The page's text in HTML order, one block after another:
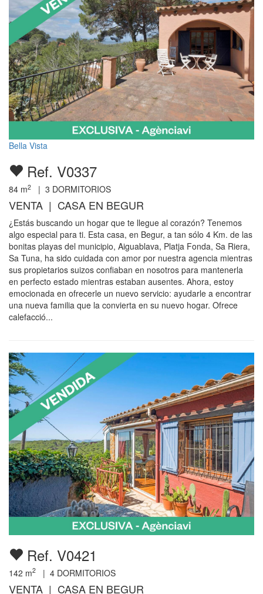
Bella Vista
Ref. V0337
84 m2 | 3 DORMITORIOS
VENTA | CASA EN BEGUR
¿Estás buscando un hogar que te llegue al corazón? Tenemos
algo especial para ti. Esta casa, en Begur, a tan sólo 4 Km. de las
bonitas playas del municipio, Aiguablava, Platja Fonda, Sa Riera,
Sa Tuna, ha sido cuidada con amor por nuestra agencia mientras
sus propietarios suizos confiaban en nosotros para mantenerla
en perfecto estado mientras estaban ausentes. Ahora, estoy
emocionada en ofrecerle un nuevo servicio: ayudarle a encontrar
una nueva familia que la convierta en su nuevo hogar. Ofrece
calefacció...
Ref. V0421
142 m2 | 4 DORMITORIOS
VENTA | CASA EN BEGUR